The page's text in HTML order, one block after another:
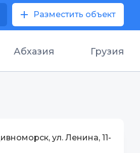
Разместить объект
Абхазия Грузия
ул. Ленина, 11-